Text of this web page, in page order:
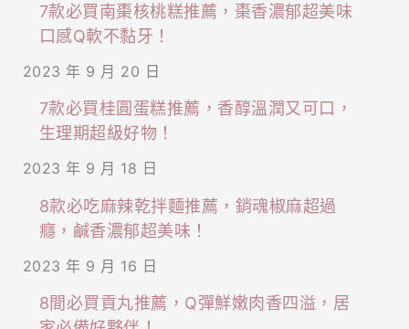
米
推
料
理！
7款必買南棗核桃糕推薦，棗香濃郁超美味
口感Q軟不黏牙！
2023 年 9 月 20 日
7款必買桂圓蛋糕推薦，香醇溫潤又可口，
生理期超級好物！
2023 年 9 月 18 日
8款必吃麻辣乾拌麵推薦，銷魂椒麻超過
癮，鹹香濃郁超美味！
2023 年 9 月 16 日
8間必買貢丸推薦，Q彈鮮嫩肉香四溢，居